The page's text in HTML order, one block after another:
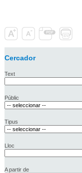
Cercador
Text
Públic
Tipus
Lloc
A partir de